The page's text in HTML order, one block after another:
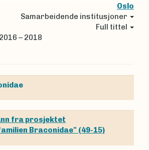
Oslo
Samarbeidende institusjoner
Full tittel
2016 – 2018
fra prosjektet
Braconidae" (49-15)